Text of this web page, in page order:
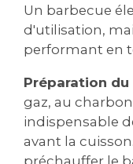
Un barbecue
d'utilisation,
performant en
Préparation du
gaz, au
indispensable
avant la